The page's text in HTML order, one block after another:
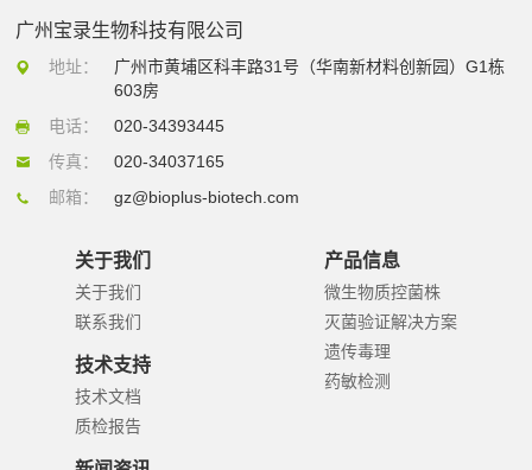
广州宝录生物科技有限公司
地址：
广州市黄埔区科丰路31号（华南新材料创新园）G1栋
603房
电话：
020-34393445
传真：
020-34037165
邮箱：
gz@bioplus-biotech.com
关于我们
关于我们
联系我们
技术支持
技术文档
质检报告
产品信息
微生物质控菌株
灭菌验证解决方案
遗传毒理
药敏检测